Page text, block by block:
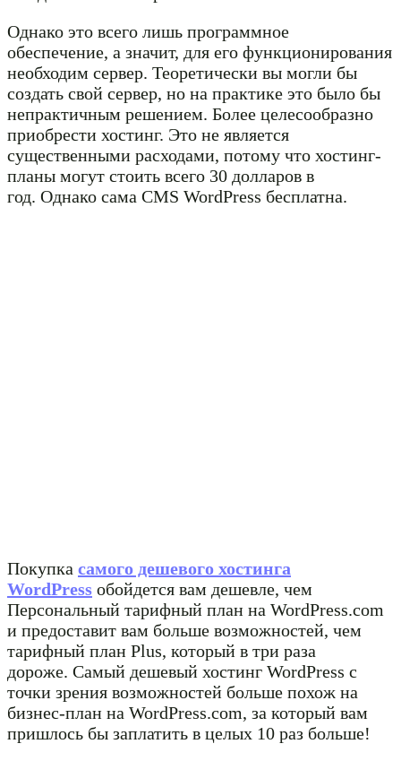
Однако это всего лишь программное
обеспечение, а значит, для его функционирования
необходим сервер. Теоретически вы могли бы
создать свой сервер, но на практике это было бы
непрактичным решением. Более целесообразно
приобрести хостинг. Это не является
существенными расходами, потому что хостинг-
планы могут стоить всего 30 долларов в
год. Однако сама CMS WordPress бесплатна.
Покупка самого дешевого хостинга
WordPress обойдется вам дешевле, чем
Персональный тарифный план на WordPress.com
и предоставит вам больше возможностей, чем
тарифный план Plus, который в три раза
дороже. Самый дешевый хостинг WordPress с
точки зрения возможностей больше похож на
бизнес-план на WordPress.com, за который вам
пришлось бы заплатить в целых 10 раз больше!